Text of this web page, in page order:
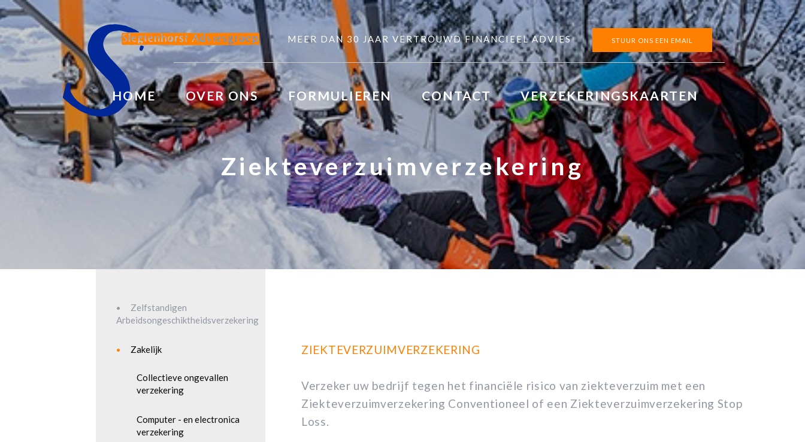
MEER DAN 30 JAAR VERTROUWD FINANCIEEL ADVIES STUUR ONS EEN EMAIL
HOME OVER ONS FORMULIEREN CONTACT VERZEKERINGSKAARTEN
Ziekteverzuimverzekering
Zelfstandigen
Arbeidsongeschiktheidsverzekering
Zakelijk
Collectieve ongevallen
verzekering
Computer - en electronica
verzekering
ZIEKTEVERZUIMVERZEKERING
Verzeker uw bedrijf tegen het financiële risico van ziekteverzuim met een
Ziekteverzuimverzekering Conventioneel of een Ziekteverzuimverzekering Stop
Loss.